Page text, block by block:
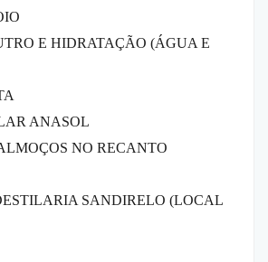
E HIDRATAÇÃO (ÁGUA E
ANASOL
NO RECANTO
SANDIRELO (LOCAL